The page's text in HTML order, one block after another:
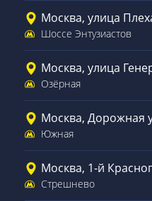
Москва, улица
Шоссе Энтузиастов
Москва, улица
Озёрная
Москва, Дорожная
Южная
Москва, 1-й
Стрешнево